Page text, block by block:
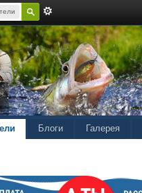
Блоги Галерея